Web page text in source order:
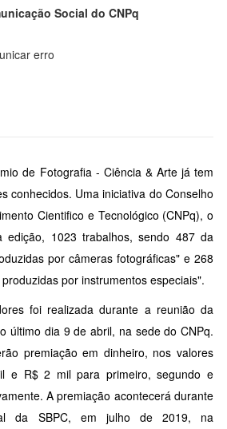
Social do CNPq
erro
de Fotografia - Ciência & Arte já tem
conhecidos. Uma iniciativa do Conselho
Cientifico e Tecnológico (CNPq), o
edição, 1023 trabalhos, sendo 487 da
por câmeras fotográficas" e 268
por instrumentos especiais".
foi realizada durante a reunião da
último dia 9 de abril, na sede do CNPq.
premiação em dinheiro, nos valores
e R$ 2 mil para primeiro, segundo e
A premiação acontecerá durante
da SBPC, em julho de 2019, na